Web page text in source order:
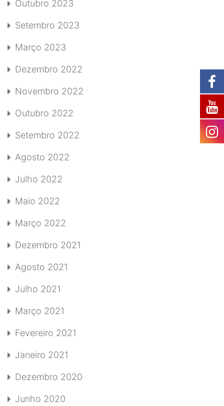
Outubro 2023
Setembro 2023
Março 2023
Dezembro 2022
Novembro 2022
Outubro 2022
Setembro 2022
Agosto 2022
Julho 2022
Maio 2022
Março 2022
Dezembro 2021
Agosto 2021
Julho 2021
Março 2021
Fevereiro 2021
Janeiro 2021
Dezembro 2020
Junho 2020